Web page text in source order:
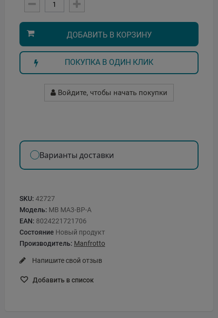
ДОБАВИТЬ В КОРЗИНУ
ПОКУПКА В ОДИН КЛИК
Войдите, чтобы начать покупки
Варианты доставки
SKU: 42727
Модель: MB MA3-BP-A
EAN: 8024221721706
Состояние Новый продукт
Производитель: Manfrotto
Напишите свой отзыв
Добавить в список